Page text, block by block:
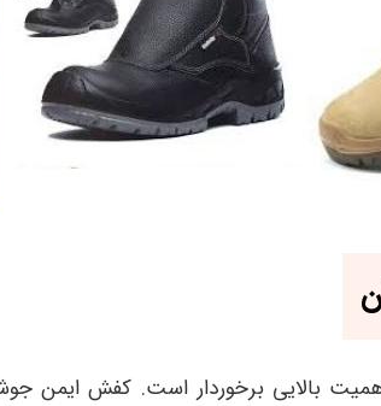
بالایی برخوردار است. کفش ایمن